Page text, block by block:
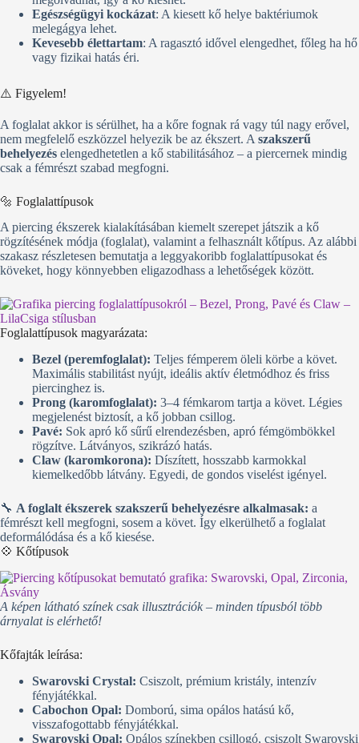
Egészségügyi kockázat: A kiesett kő helye baktériumok
melegágya lehet.
Kevesebb élettartam: A ragasztó idővel elengedhet, főleg ha hő
vagy fizikai hatás éri.
⚠️ Figyelem!
A foglalat akkor is sérülhet, ha a kőre fognak rá vagy túl nagy erővel,
nem megfelelő eszközzel helyezik be az ékszert. A szakszerű
behelyezés elengedhetetlen a kő stabilitásához – a piercernek mindig
csak a fémrészt szabad megfogni.
🔩 Foglalattípusok
A piercing ékszerek kialakításában kiemelt szerepet játszik a kő
rögzítésének módja (foglalat), valamint a felhasznált kőtípus. Az alábbi
szakasz részletesen bemutatja a leggyakoribb foglalattípusokat és
köveket, hogy könnyebben eligazodhass a lehetőségek között.
Foglalattípusok magyarázata:
Bezel (peremfoglalat): Teljes fémperem öleli körbe a követ.
Maximális stabilitást nyújt, ideális aktív életmódhoz és friss
piercinghez is.
Prong (karomfoglalat): 3–4 fémkarom tartja a követ. Légies
megjelenést biztosít, a kő jobban csillog.
Pavé: Sok apró kő sűrű elrendezésben, apró fémgömbökkel
rögzítve. Látványos, szikrázó hatás.
Claw (karomkorona): Díszített, hosszabb karmokkal
kiemelkedőbb látvány. Egyedi, de gondos viselést igényel.
🔧 A foglalt ékszerek szakszerű behelyezésre alkalmasak: a
fémrészt kell megfogni, sosem a követ. Így elkerülhető a foglalat
deformálódása és a kő kiesése.
💠 Kőtípusok
A képen látható színek csak illusztrációk – minden típusból több
árnyalat is elérhető!
Kőfajták leírása:
Swarovski Crystal: Csiszolt, prémium kristály, intenzív
fényjátékkal.
Cabochon Opal: Domború, sima opálos hatású kő,
visszafogottabb fényjátékkal.
Swarovski Opal: Opálos színekben csillogó, csiszolt Swarovski